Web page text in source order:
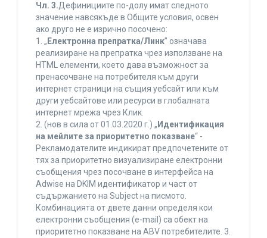
Чл. 3.Дефинициите по-долу имат следното
значение навсякъде в Общите условия, освен
ако друго не е изрично посочено:
1. „ Електронна препратка/Линк” означава
реализиране на препратка чрез използване на
HTML елементи, което дава възможност за
пренасочване на потребителя към други
интернет страници на същия уебсайт или към
други уебсайтове или ресурси в глобалната
интернет мрежа чрез Клик.
2. (нов в сила от 01.03.2020 г.) „ Идентификация
на мейлите за приоритетно показване“ -
Рекламодателите индикират предпочетените от
тях за приоритетно визуализиране електронни
съобщения чрез посочване в интерфейса на
Adwise на DKIM идентификатор и част от
съдържанието на Subject на писмото.
Комбинацията от двете данни определя кои
електронни съобщения (e-mail) са обект на
приоритетно показване на ABV потребителите. 3.